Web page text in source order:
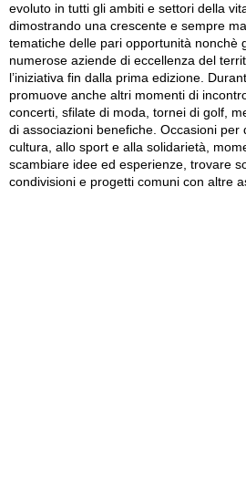
evoluto in tutti gli ambiti e settori della
dimostrando una crescente e sempre
tematiche delle pari opportunità nonchè
numerose aziende di eccellenza del
l’iniziativa fin dalla prima edizione.
promuove anche altri momenti di
concerti, sfilate di moda, tornei di golf,
di associazioni benefiche. Occasioni
cultura, allo sport e alla solidarietà,
scambiare idee ed esperienze, trovare
condivisioni e progetti comuni con altre